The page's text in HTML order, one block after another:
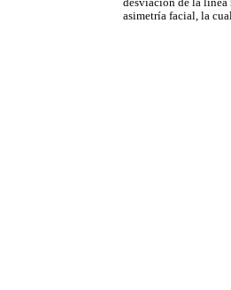
desviación de la línea
asimetría facial, la